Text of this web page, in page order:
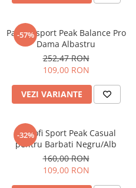
-57%
Pantofi sport Peak Balance Pro
Dama Albastru
252,47 RON
109,00 RON
VEZI VARIANTE
-32%
Pantofi Sport Peak Casual
pentru Barbati Negru/Alb
160,00 RON
109,00 RON